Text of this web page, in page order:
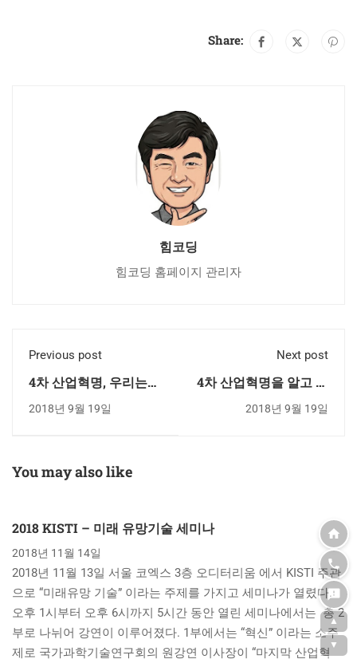
Share:
힘코딩
힘코딩 홈페이지 관리자
Previous post
4차 산업혁명, 우리는
(하편)
2018년 9월 19일
Next post
4차 산업혁명을 알고 모
바꾼다
2018년 9월 19일
You may also like
2018 KISTI – 미래 유망기술 세미나
2018년 11월 14일
2018년 11월 13일 서울 코엑스 3층 오디터리움 에서 KISTI 주관
으로 “미래유망 기술” 이라는 주제를 가지고 세미나가 열렸다.
오후 1시부터 오후 6시까지 5시간 동안 열린 세미나에서는 총 2
부로 나뉘어 강연이 이루어졌다. 1부에서는 “혁신” 이라는 소주
제로 국가과학기술연구회의 원강연 이사장이 “마지막 산업혁
▲
▼